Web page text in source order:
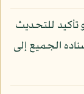
للتحديث
الجميع إلى